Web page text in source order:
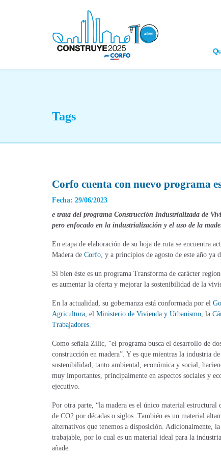
Tags
Corfo cuenta con nuevo programa
Fecha: 29/06/2023
e trata del programa Construcción Industrializada de
pero enfocado en la industrialización y el uso de la
En etapa de elaboración de su hoja de ruta se encuentra
Madera de Corfo, y a principios de agosto de este año ya
Si bien éste es un programa Transforma de carácter
es aumentar la oferta y mejorar la sostenibilidad de la
En la actualidad, su gobernanza está conformada por el
Agricultura, el Ministerio de Vivienda y Urbanismo, la
Trabajadores.
Como señala Zilic, “el programa busca el desarrollo de
construcción en madera”. Y es que mientras la industria
sostenibilidad, tanto ambiental, económica y social,
muy importantes, principalmente en aspectos sociales y
ejecutivo.
Por otra parte, “la madera es el único material estructural
de CO2 por décadas o siglos. También es un material
alternativos que tenemos a disposición. Adicionalmente,
trabajable, por lo cual es un material ideal para la
añade.